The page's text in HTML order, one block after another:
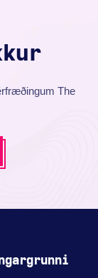
The